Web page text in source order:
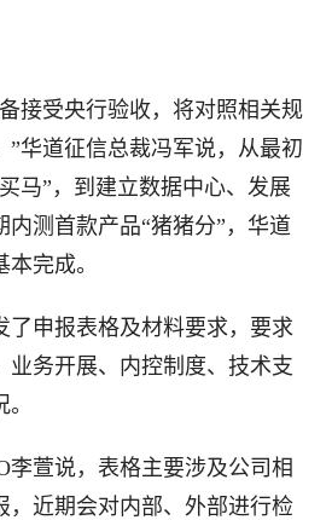
受央行验收，将对照相关规
”华道征信总裁冯军说，从最初
马”，到建立数据中心、发展
内测首款产品“猪猪分”，华道
完成。
申报表格及材料要求，要求
业务开展、内控制度、技术支
萱说，表格主要涉及公司相
，近期会对内部、外部进行检